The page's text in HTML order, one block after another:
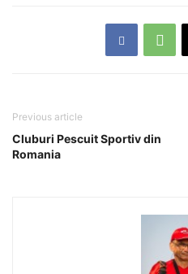
Previous article
Cluburi Pescuit Sportiv din
Romania